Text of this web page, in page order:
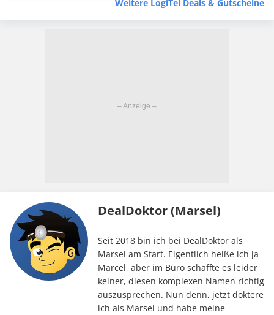
Weitere LogiTel Deals & Gutscheine
DealDoktor (Marsel)
Seit 2018 bin ich bei DealDoktor als
Marsel am Start. Eigentlich heiße ich ja
Marcel, aber im Büro schaffte es leider
keiner, diesen komplexen Namen richtig
auszusprechen. Nun denn, jetzt doktere
ich als Marsel und habe meine